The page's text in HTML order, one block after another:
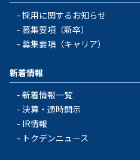
採用に関するお知らせ
募集要項（新卒）
募集要項（キャリア）
新着情報
新着情報一覧
決算・適時開示
IR情報
トクデンニュース